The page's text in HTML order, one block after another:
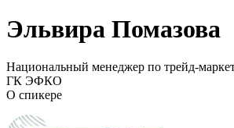
Эльвира Помазова
Национальный менеджер по трейд-
ГК ЭФКО
О спикере